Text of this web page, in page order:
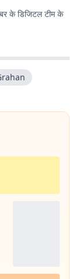
के डिजिटल टीम के